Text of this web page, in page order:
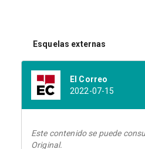
Esquelas externas
El Correo
2022-07-15
Este contenido se puede
Original.